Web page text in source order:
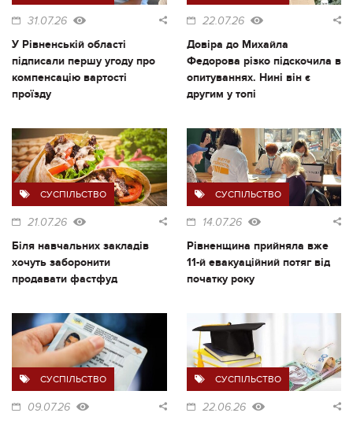
31.07.26
У Рівненській області
підписали першу угоду про
компенсацію вартості
проїзду
22.07.26
Довіра до Михайла
Федорова різко підскочила в
опитуваннях. Нині він є
другим у топі
СУСПІЛЬСТВО
21.07.26
Біля навчальних закладів
хочуть заборонити
продавати фастфуд
СУСПІЛЬСТВО
14.07.26
Рівненщина прийняла вже
11-й евакуаційний потяг від
початку року
СУСПІЛЬСТВО
09.07.26
СУСПІЛЬСТВО
22.06.26